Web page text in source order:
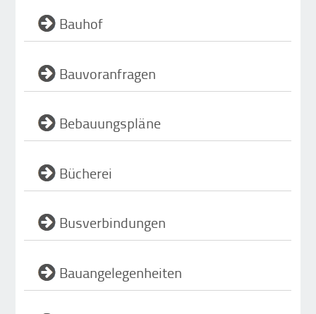
Bauhof
Bauvoranfragen
Bebauungspläne
Bücherei
Busverbindungen
Bauangelegenheiten